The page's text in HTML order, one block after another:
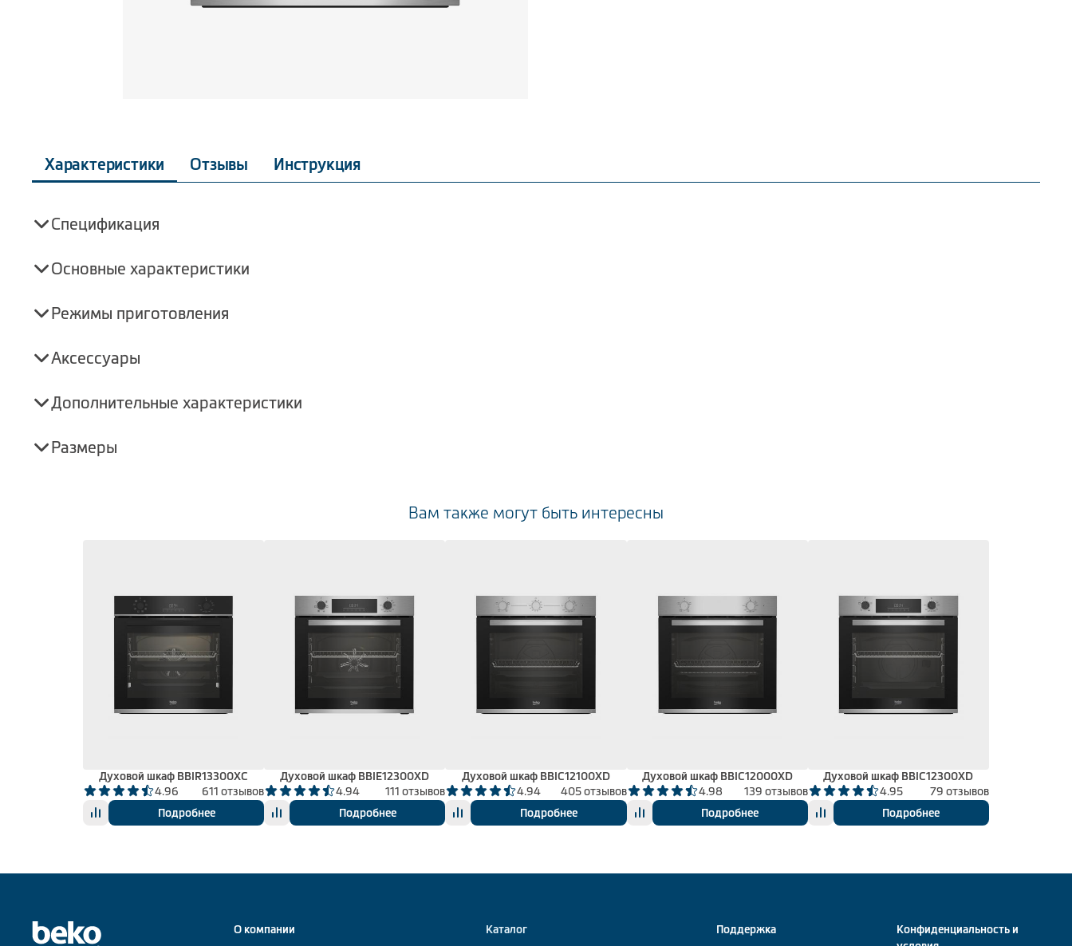
Характеристики Отзывы Инструкция
Спецификация
Основные характеристики
Режимы приготовления
Аксессуары
Дополнительные характеристики
Размеры
Вам также могут быть интересны
Духовой шкаф BBIR13300XC
4.96
611 отзывов
Подробнее
Духовой шкаф BBIE12300XD
4.94
111 отзывов
Подробнее
Духовой шкаф BBIC12100XD
4.94
405 отзывов
Подробнее
Духовой шкаф BBIC12000XD
4.98
139 отзывов
Подробнее
Духовой шкаф BBIC12300XD
4.95
79 отзывов
Подробнее
О компании Каталог Поддержка
Конфиденциальность и